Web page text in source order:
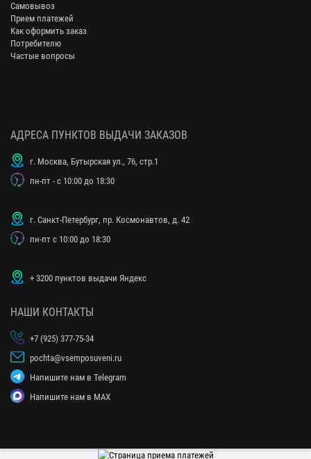
Самовывоз
Прием платежей
Как оформить заказ
Потребителю
Частые вопросы
АДРЕСА ПУНКТОВ ВЫДАЧИ ЗАКАЗОВ
г. Москва, Бутырская ул., 76, стр.1
пн-пт - с 10:00 до 18:30
г. Санкт-Петербург, пр. Космонавтов, д. 42
пн-пт с 10:00 до 18:30
+ 3200 пунктов выдачи Яндекс
НАШИ КОНТАКТЫ
+7 (925) 377-75-34
pochta@vsemposuveni.ru
Напишите нам в Telegram
Напишите нам в MAX